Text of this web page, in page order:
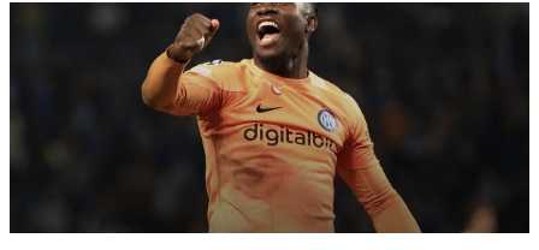
του στα υπνωτικά χάπια.
σχολείο. Έχουμε όλα τα αποδεικτικά στοιχεία που
δείχνουν τον Ντέλε μαζί με τον πατέρα του όταν ήταν
παιδί. Του έχει γίνει πλύση εγκεφάλου», πρόσθεσε.